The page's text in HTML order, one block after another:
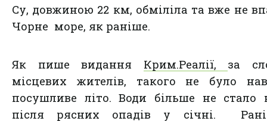
Су, довжиною 22 км, обміліла та вже не
Чорне море, як раніше.
Як пише видання Крим.Реалії, за
місцевих жителів, такого не було
посушливе літо. Води більше не стало
після рясних опадів у січні.